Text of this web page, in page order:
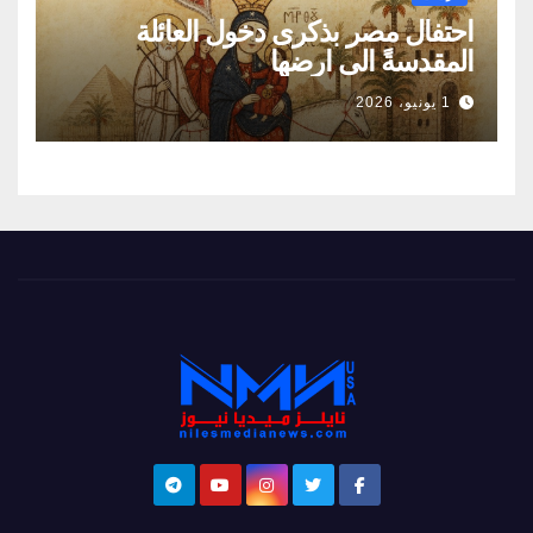
احتفال مصر بذكرى دخول العائلة
المقدسةً الى ارضها
1 يونيو، 2026